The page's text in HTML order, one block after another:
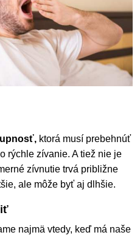
ktorá musí prebehnúť
rýchle zívanie. A tiež nie je
zívnutie trvá približne
ale môže byť aj dlhšie.
najmä vtedy, keď má naše